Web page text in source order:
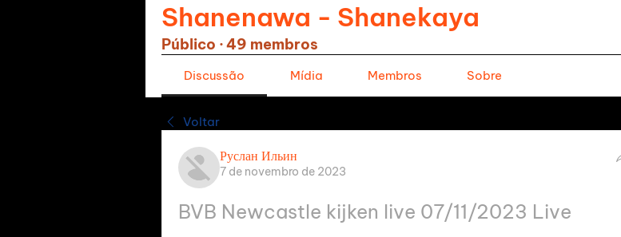
Shanenawa - Shanekaya
Público ·49 membros
Discussão Mídia Membros Sobre
Voltar
Руслан Ильин
7 de novembro de 2023
BVB Newcastle kijken live 07/11/2023 Live